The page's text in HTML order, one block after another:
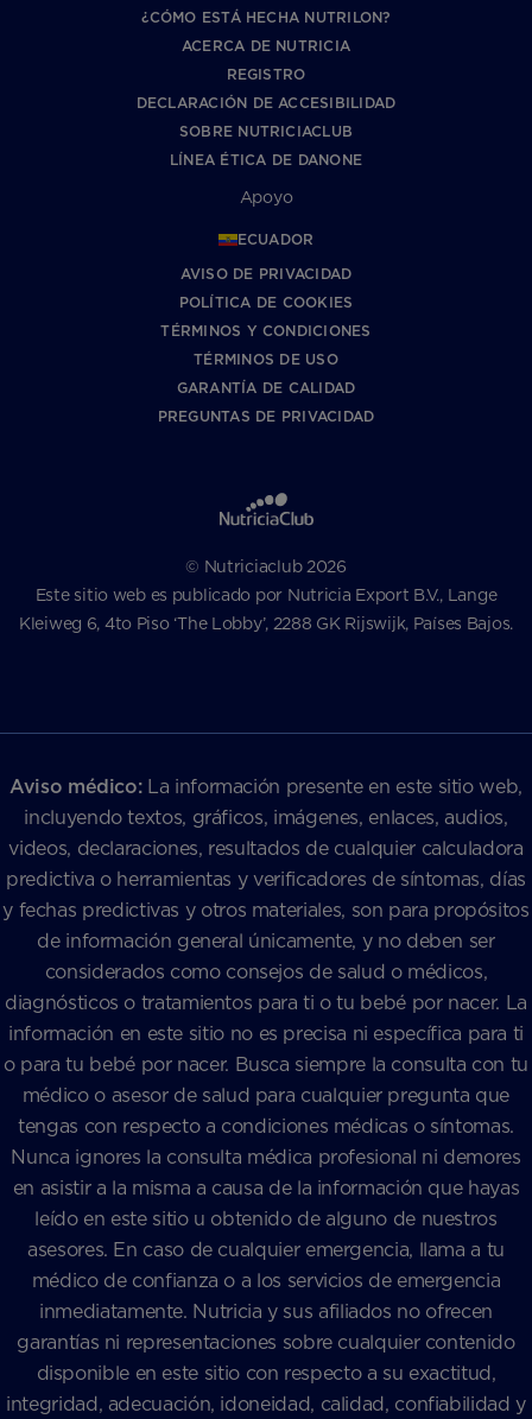
¿CÓMO ESTÁ HECHA NUTRILON?
ACERCA DE NUTRICIA
REGISTRO
DECLARACIÓN DE ACCESIBILIDAD
SOBRE NUTRICIACLUB
LÍNEA ÉTICA DE DANONE
Apoyo
ECUADOR
AVISO DE PRIVACIDAD
POLÍTICA DE COOKIES
TÉRMINOS Y CONDICIONES
TÉRMINOS DE USO
GARANTÍA DE CALIDAD
PREGUNTAS DE PRIVACIDAD
© Nutriciaclub 2026
Este sitio web es publicado por Nutricia Export B.V., Lange
Kleiweg 6, 4to Piso ‘The Lobby’, 2288 GK Rijswijk, Países Bajos.
Aviso médico:La información presente en este sitio web,
incluyendo textos, gráficos, imágenes, enlaces, audios,
videos, declaraciones, resultados de cualquier calculadora
predictiva o herramientas y verificadores de síntomas, días
y fechas predictivas y otros materiales, son para propósitos
de información general únicamente, y no deben ser
considerados como consejos de salud o médicos,
diagnósticos o tratamientos para ti o tu bebé por nacer. La
información en este sitio no es precisa ni específica para ti
o para tu bebé por nacer. Busca siempre la consulta con tu
médico o asesor de salud para cualquier pregunta que
tengas con respecto a condiciones médicas o síntomas.
Nunca ignores la consulta médica profesional ni demores
en asistir a la misma a causa de la información que hayas
leído en este sitio u obtenido de alguno de nuestros
asesores. En caso de cualquier emergencia, llama a tu
médico de confianza o a los servicios de emergencia
inmediatamente. Nutricia y sus afiliados no ofrecen
garantías ni representaciones sobre cualquier contenido
disponible en este sitio con respecto a su exactitud,
integridad, adecuación, idoneidad, calidad, confiabilidad y